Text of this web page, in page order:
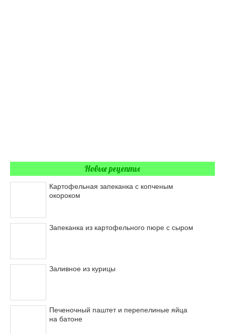
Новые рецепты
Картофельная запеканка с копченым
окороком
Запеканка из картофельного пюре с сыром
Заливное из курицы
Печеночный паштет и перепелиные яйца
на батоне